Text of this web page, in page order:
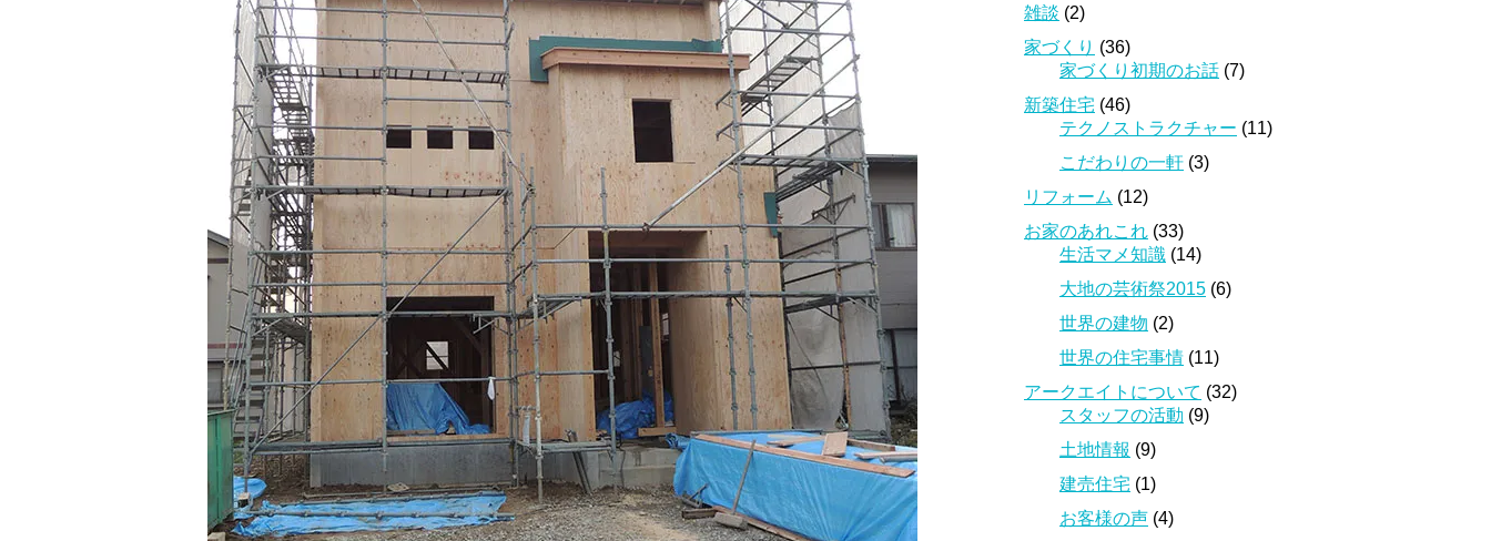
雑談 (2)
家づくり (36)
家づくり初期のお話 (7)
新築住宅 (46)
テクノストラクチャー (11)
こだわりの一軒 (3)
リフォーム (12)
お家のあれこれ (33)
生活マメ知識 (14)
大地の芸術祭2015 (6)
世界の建物 (2)
世界の住宅事情 (11)
アークエイトについて (32)
スタッフの活動 (9)
土地情報 (9)
建売住宅 (1)
お客様の声 (4)